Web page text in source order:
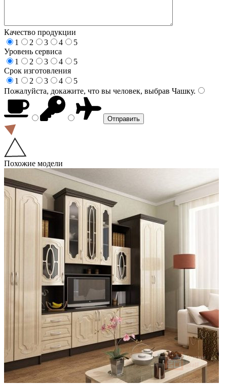
Качество продукции
1
2 3 4
5
Уровень сервиса
1
2 3 4
5
Срок изготовления
1
2 3 4
5
Пожалуйста, докажите, что вы человек, выбрав Чашку.
Похожие модели